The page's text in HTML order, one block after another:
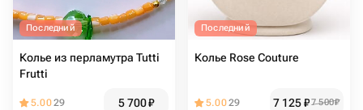
Последний
Колье из перламутра Tutti
Frutti
5.0029 5 700₽
Последний
Колье Rose Couture
5.0029 7 125₽7 500₽